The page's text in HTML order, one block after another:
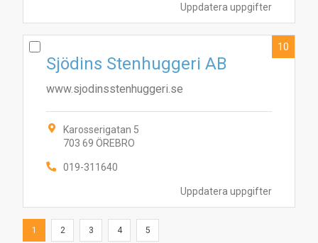
Uppdatera uppgifter
Uppdatera uppgifter
Sjödins Stenhuggeri AB
www.sjodinsstenhuggeri.se
Karosserigatan 5
703 69 ÖREBRO
019-311640
10
1 2 3 4 5